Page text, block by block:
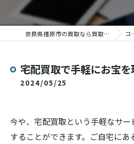
奈良県橿原市の買取なら買取大吉 大和八木店 コラム
宅配買取で手軽にお宝を
2024/05/25
今や、宅配買取という手軽なサ
することができます。ご自宅に